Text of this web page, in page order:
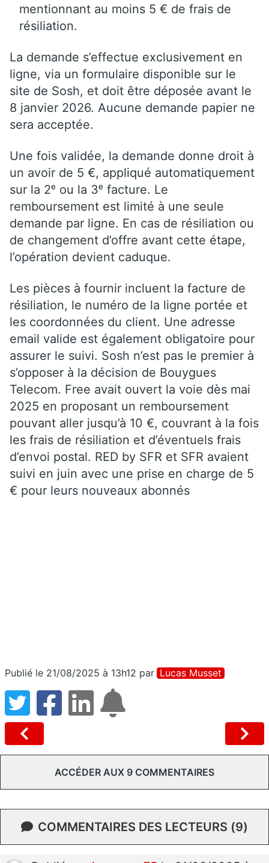
mentionnant au moins 5 € de frais de
résiliation.
La demande s’effectue exclusivement en
ligne, via un formulaire disponible sur le
site de Sosh, et doit être déposée avant le
8 janvier 2026. Aucune demande papier ne
sera acceptée.
Une fois validée, la demande donne droit à
un avoir de 5 €, appliqué automatiquement
sur la 2ᵉ ou la 3ᵉ facture. Le
remboursement est limité à une seule
demande par ligne. En cas de résiliation ou
de changement d’offre avant cette étape,
l’opération devient caduque.
Les pièces à fournir incluent la facture de
résiliation, le numéro de la ligne portée et
les coordonnées du client. Une adresse
email valide est également obligatoire pour
assurer le suivi. Sosh n’est pas le premier à
s’opposer à la décision de Bouygues
Telecom. Free avait ouvert la voie dès mai
2025 en proposant un remboursement
pouvant aller jusqu’à 10 €, couvrant à la fois
les frais de résiliation et d’éventuels frais
d’envoi postal. RED by SFR et SFR avaient
suivi en juin avec une prise en charge de 5
€ pour leurs nouveaux abonnés
Publié le 21/08/2025 à 13h12 par Lucas Musset
ACCÉDER AUX 9 COMMENTAIRES
COMMENTAIRES DES LECTEURS (9)